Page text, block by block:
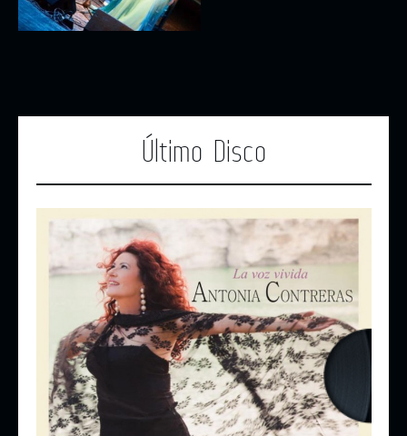
Último Disco